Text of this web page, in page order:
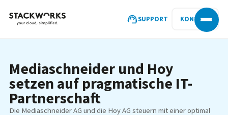
SUPPORT KONTAKT
Mediaschneider und Hoy
setzen auf pragmatische IT-
Partnerschaft
Die Mediaschneider AG und die Hoy AG steuern mit einer optimal